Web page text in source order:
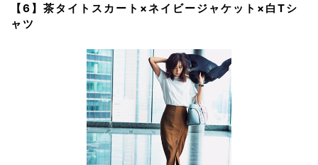
【6】茶タイトスカート×ネイビージャケット×白Tシ
ャツ